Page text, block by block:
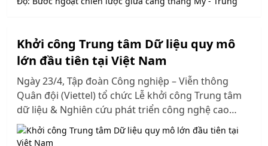
Khởi công Trung tâm Dữ liệu quy mô
lớn đầu tiên tại Việt Nam
Ngày 23/4, Tập đoàn Công nghiệp – Viễn thông
Quân đội (Viettel) tổ chức Lễ khởi công Trung tâm
dữ liệu & Nghiên cứu phát triển công nghệ cao
Viettel tại Khu Công nghiệp Tân Phú Trung, huyện
Củ Chi, Thành phố Hồ Chí Minh. Đây sẽ là trung tâm